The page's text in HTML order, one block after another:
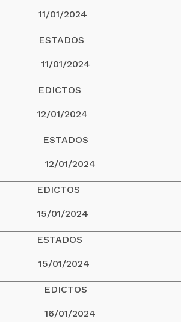
11/01/2024
ESTADOS
11/01/2024
EDICTOS
12/01/2024
ESTADOS
12/01/2024
EDICTOS
15/01/2024
ESTADOS
15/01/2024
EDICTOS
16/01/2024